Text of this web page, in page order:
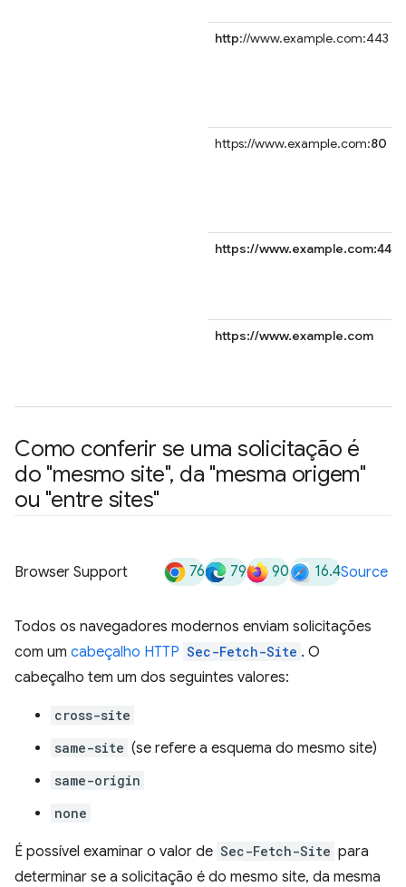
http://www.example.com:443
https://www.example.com:80
https://www.example.com:443
https://www.example.com
Como conferir se uma solicitação é
do "mesmo site", da "mesma origem"
ou "entre sites"
Browser Support 76 79 90 16.4Source
Todos os navegadores modernos enviam solicitações
com um cabeçalho HTTP Sec-Fetch-Site . O
cabeçalho tem um dos seguintes valores:
cross-site
same-site (se refere a esquema do mesmo site)
same-origin
none
É possível examinar o valor de Sec-Fetch-Site para
determinar se a solicitação é do mesmo site, da mesma